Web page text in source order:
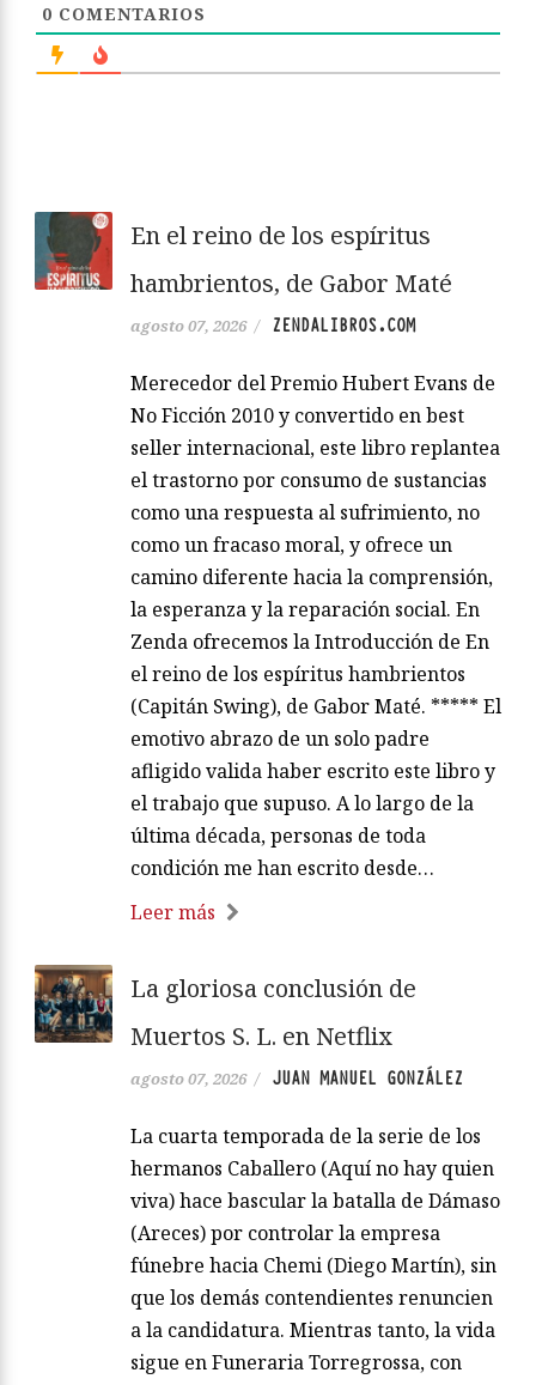
0 COMENTARIOS
En el reino de los espíritus
hambrientos, de Gabor Maté
agosto 07, 2026 / ZENDALIBROS.COM
Merecedor del Premio Hubert Evans de
No Ficción 2010 y convertido en best
seller internacional, este libro replantea
el trastorno por consumo de sustancias
como una respuesta al sufrimiento, no
como un fracaso moral, y ofrece un
camino diferente hacia la comprensión,
la esperanza y la reparación social. En
Zenda ofrecemos la Introducción de En
el reino de los espíritus hambrientos
(Capitán Swing), de Gabor Maté. ***** El
emotivo abrazo de un solo padre
afligido valida haber escrito este libro y
el trabajo que supuso. A lo largo de la
última década, personas de toda
condición me han escrito desde…
Leer más
La gloriosa conclusión de
Muertos S. L. en Netflix
agosto 07, 2026 / JUAN MANUEL GONZÁLEZ
La cuarta temporada de la serie de los
hermanos Caballero (Aquí no hay quien
viva) hace bascular la batalla de Dámaso
(Areces) por controlar la empresa
fúnebre hacia Chemi (Diego Martín), sin
que los demás contendientes renuncien
a la candidatura. Mientras tanto, la vida
sigue en Funeraria Torregrossa, con